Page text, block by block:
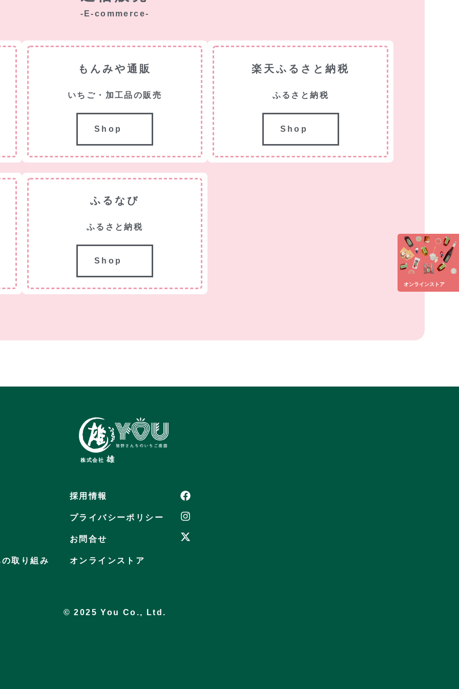
オンラインストア
-E-commerce-
もんみや通販
いちご・加工品の販売
Shop
楽天ふるさと納税
ふるさと納税
Shop
ふるなび
ふるさと納税
Shop
株式会社 雄
取り組み
採用情報
プライバシーポリシー
お問合せ
オンラインストア
© 2025 You Co., Ltd.